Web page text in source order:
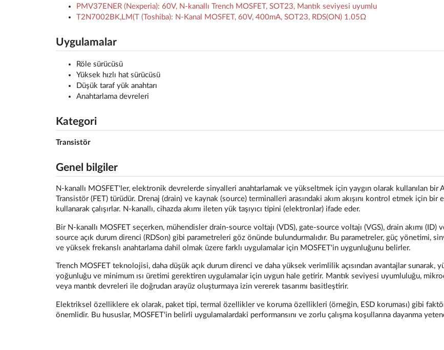
PMV37ENER (Nexperia): 60V, N-kanallı Trench MOSFET, SOT23, Mantık seviyesi uyumlu
T2N7002BK,LM(T (Toshiba): N-Kanal MOSFET, 60V, 400mA, SOT23, RDS(ON) 1.05Ω
Uygulamalar
Röle sürücüsü
Yüksek hızlı hat sürücüsü
Düşük taraf yük anahtarı
Anahtarlama devreleri
Kategori
Transistör
Genel bilgiler
N-kanallı MOSFET'ler, elektronik devrelerde sinyalleri anahtarlamak ve yükseltmek için yaygın olarak kullanılan bir
Transistör (FET) türüdür. Drenaj (drain) ve kaynak (source) terminalleri arasındaki akım akışını kontrol etmek için bir
kullanarak çalışırlar. N-kanallı, cihazda akımı ileten yük taşıyıcı tipini (elektronlar) ifade eder.
Bir N-kanallı MOSFET seçerken, mühendisler drain-source voltajı (VDS), gate-source voltajı (VGS), drain akımı (ID)
source açık durum direnci (RDSon) gibi parametreleri göz önünde bulundurmalıdır. Bu parametreler, güç yönetimi,
ve yüksek frekanslı anahtarlama dahil olmak üzere farklı uygulamalar için MOSFET'in uygunluğunu belirler.
Trench MOSFET teknolojisi, daha düşük açık durum direnci ve daha yüksek verimlilik açısından avantajlar sunarak,
yoğunluğu ve minimum ısı üretimi gerektiren uygulamalar için uygun hale getirir. Mantık seviyesi uyumluluğu,
veya mantık devreleri ile doğrudan arayüz oluşturmaya izin vererek tasarımı basitleştirir.
Elektriksel özelliklere ek olarak, paket tipi, termal özellikler ve koruma özellikleri (örneğin, ESD koruması) gibi
önemlidir. Bu hususlar, MOSFET'in belirli uygulamalardaki performansını ve zorlu çalışma koşullarına dayanma